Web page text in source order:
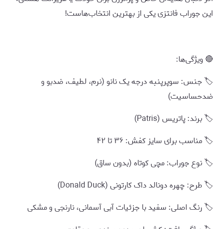
این جوراب فانتزی یکی از بهترین انتخاب‌هاست!
🔴 ویژگی‌ها:
🏷️ جنس: سوپرپنبه درجه یک نانو (نرم، لطیف، ضدبو و
ضدحساسیت)
🏷️ برند: پاتریس (Patris)
🏷️ مناسب برای سایز کفش: ۳۶ تا ۴۲
🏷️ نوع جوراب: مچی کوتاه (بدون ساق)
🏷️ طرح: چهره دونالد داک کارتونی (Donald Duck)
🏷️ رنگ اصلی: سفید با جزئیات آبی آسمانی، نارنجی و مشکی